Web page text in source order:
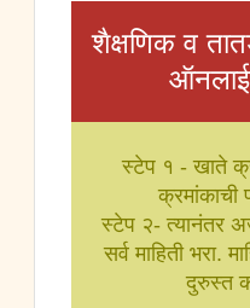
शैक्षणिक व
स्टेप १ - खाते
क्रमांकाची
स्टेप २- त्यानंतर
सर्व माहिती भरा.
दुरुस्त